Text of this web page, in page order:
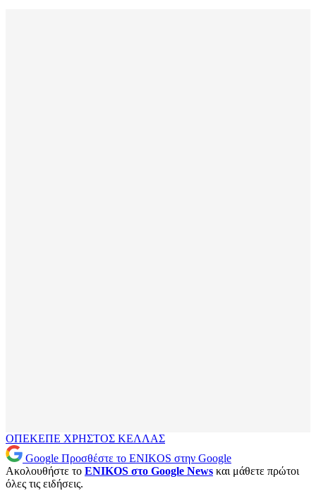
ΟΠΕΚΕΠΕ ΧΡΗΣΤΟΣ ΚΕΛΛΑΣ
Google Προσθέστε το ENIKOS στην Google
Ακολουθήστε το ENIKOS στο Google News και μάθετε πρώτοι
όλες τις ειδήσεις.